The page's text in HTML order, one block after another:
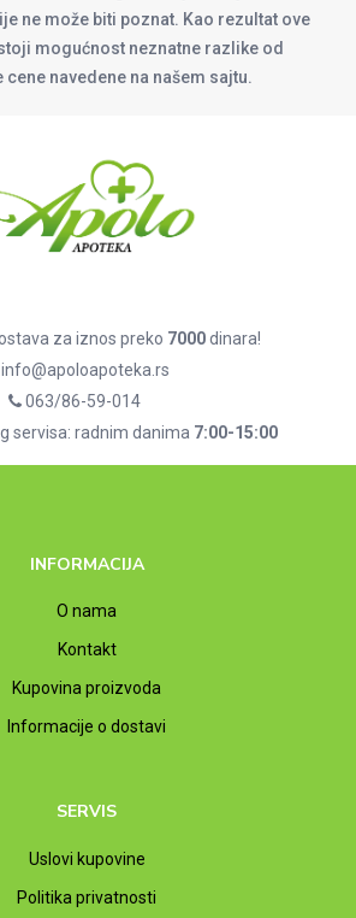
ne može biti poznat. Kao rezultat ove
mogućnost neznatne razlike od
navedene na našem sajtu.
za iznos preko 7000dinara!
063/86-59-014
servisa: radnim danima 7:00-15:00
INFORMACIJA
O nama
Kontakt
Kupovina proizvoda
Informacije o dostavi
SERVIS
Uslovi kupovine
Politika privatnosti